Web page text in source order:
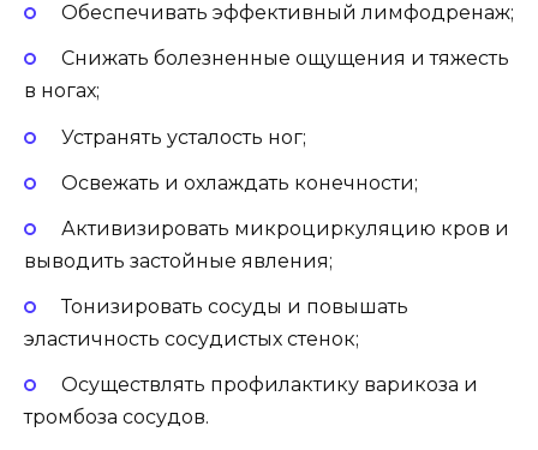
Обеспечивать эффективный лимфодренаж;
Снижать болезненные ощущения и тяжесть
в ногах;
Устранять усталость ног;
Освежать и охлаждать конечности;
Активизировать микроциркуляцию кров и
выводить застойные явления;
Тонизировать сосуды и повышать
эластичность сосудистых стенок;
Осуществлять профилактику варикоза и
тромбоза сосудов.